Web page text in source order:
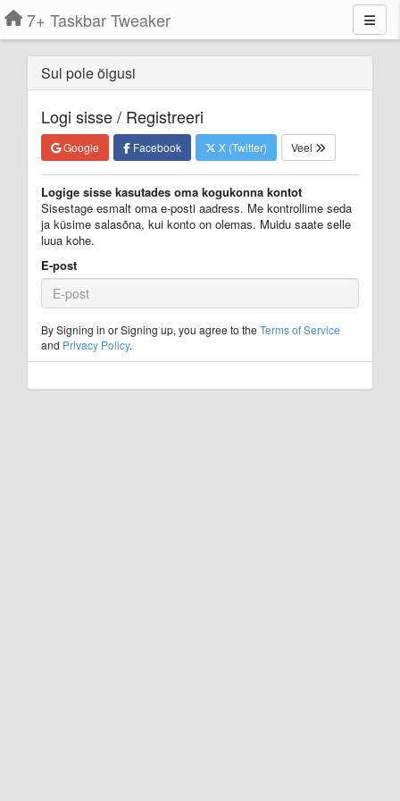
7+ Taskbar Tweaker
Sul pole õigusi
Logi sisse / Registreeri
Google Facebook X (Twitter) Veel
Logige sisse kasutades oma kogukonna kontot
Sisestage esmalt oma e-posti aadress. Me kontrollime seda
ja küsime salasõna, kui konto on olemas. Muidu saate selle
luua kohe.
E-post
By Signing in or Signing up, you agree to the Terms of Service
and Privacy Policy.